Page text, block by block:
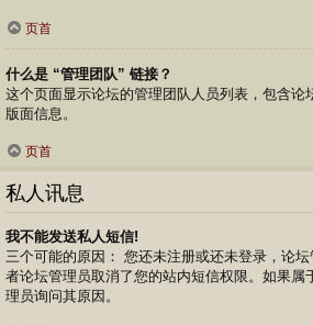
页首
什么是 “管理团队” 链接？
这个页面显示论坛的管理团队人员列表，包含论
版面信息。
页首
私人讯息
我不能发送私人短信!
三个可能的原因： 您还未注册或还未登录，论
者论坛管理员取消了您的站内短信权限。如果属
理员询问其原因。